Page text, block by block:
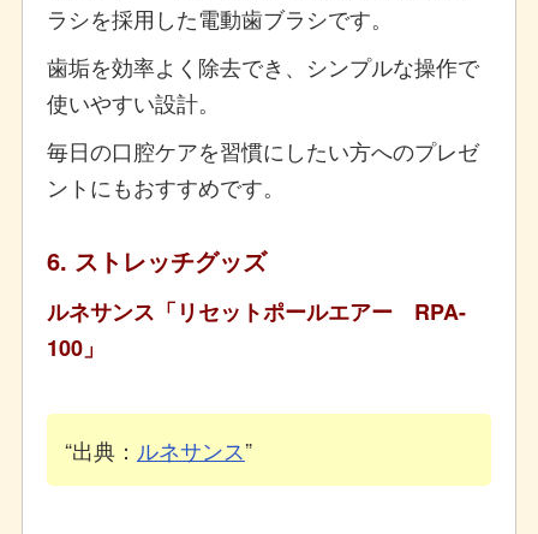
ラシを採用した電動歯ブラシです。
歯垢を効率よく除去でき、シンプルな操作で
使いやすい設計。
毎日の口腔ケアを習慣にしたい方へのプレゼ
ントにもおすすめです。
6. ストレッチグッズ
ルネサンス「リセットポールエアー RPA-
100」
出典： ルネサンス